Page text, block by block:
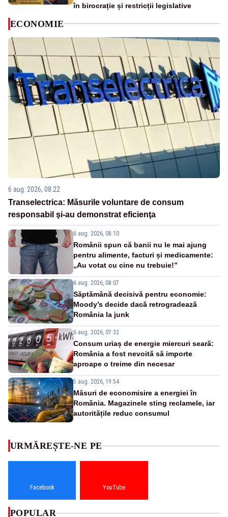
în birocrație și restricții legislative
ECONOMIE
6 aug. 2026, 08:22
Transelectrica: Măsurile voluntare de consum
responsabil şi-au demonstrat eficienţa
6 aug. 2026, 08:10
Românii spun că banii nu le mai ajung
pentru alimente, facturi și medicamente:
„Au votat cu cine nu trebuie!”
6 aug. 2026, 08:07
Săptămână decisivă pentru economie:
Moody’s decide dacă retrogradează
România la junk
6 aug. 2026, 07:32
Consum uriaș de energie miercuri seară:
România a fost nevoită să importe
aproape o treime din necesar
5 aug. 2026, 19:54
Măsuri de economisire a energiei în
România. Magazinele sting reclamele, iar
autoritățile reduc consumul
URMĂREȘTE-NE PE
Facebook YouTube
POPULAR